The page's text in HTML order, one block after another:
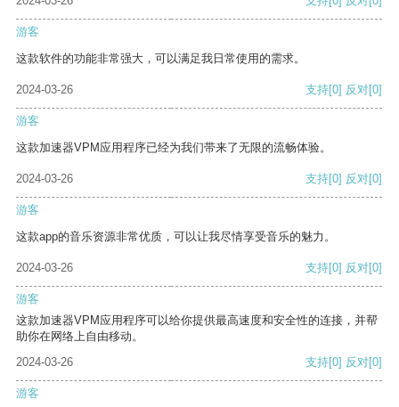
游客
这款软件的功能非常强大，可以满足我日常使用的需求。
2024-03-26 支持[0] 反对[0]
游客
这款加速器VPM应用程序已经为我们带来了无限的流畅体验。
2024-03-26 支持[0] 反对[0]
游客
这款app的音乐资源非常优质，可以让我尽情享受音乐的魅力。
2024-03-26 支持[0] 反对[0]
游客
这款加速器VPM应用程序可以给你提供最高速度和安全性的连接，并帮
助你在网络上自由移动。
2024-03-26
支持[0] 反对[0]
游客